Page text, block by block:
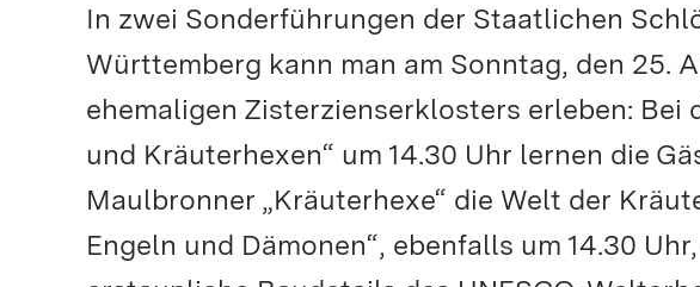
In zwei Sonderführungen der Staatlichen
Württemberg kann man am Sonntag, den 25.
ehemaligen Zisterzienserklosters erleben: Bei
und Kräuterhexen“ um 14.30 Uhr lernen die
Maulbronner „Kräuterhexe“ die Welt der
Engeln und Dämonen“, ebenfalls um 14.30